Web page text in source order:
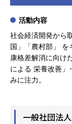
活動内容
社会経済開発から
国」「農村部」 を
康格差解消に向け
による 栄養改善」
みに注力。
一般社団法